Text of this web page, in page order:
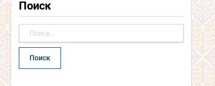
Поиск